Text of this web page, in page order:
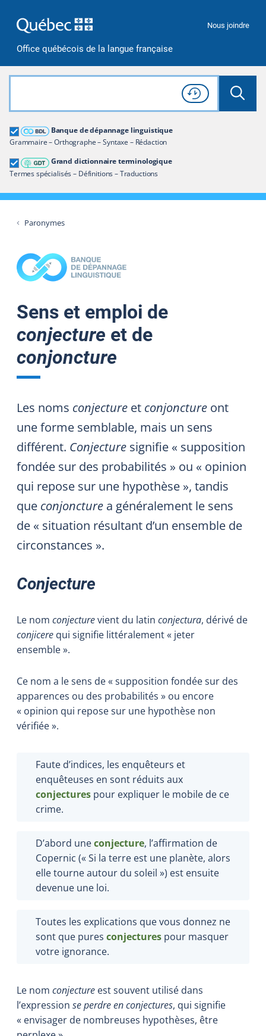
Office québécois de la langue française
Nous joindre
Rechercher dans tout le site
Lancer
Consulter l'
Historique
de recherche
Banque de dépannage linguistique
Grammaire – Orthographe – Syntaxe – Rédaction
Grand dictionnaire terminologique
Termes spécialisés – Définitions – Traductions
Grand dictionnaire terminologique
Restreindre aux termes
Paronymes
Sens et emploi de
conjecture et de
conjoncture
Les noms conjecture et conjoncture ont
une forme semblable, mais un sens
différent. Conjecture signifie « supposition
fondée sur des probabilités » ou « opinion
qui repose sur une hypothèse », tandis
que conjoncture a généralement le sens
de « situation résultant d’un ensemble de
circonstances ».
Conjecture
Le nom conjecturevient du latin conjectura, dérivé de
conjicere qui signifie littéralement « jeter
ensemble ».
Ce nom a le sens de « supposition fondée sur des
apparences ou des probabilités » ou encore
« opinion qui repose sur une hypothèse non
vérifiée ».
Faute d’indices, les enquêteurs et
enquêteuses en sont réduits aux
conjectures pour expliquer le mobile de ce
crime.
D’abord uneconjecture, l’affirmation de
Copernic (« Si la terre est une planète, alors
elle tourne autour du soleil ») est ensuite
devenue une loi.
Toutes les explications que vous donnez ne
sont que pures conjectures pour masquer
votre ignorance.
Le nom conjecture est souvent utilisé dans
l’expression se perdre en conjectures, qui signifie
« envisager de nombreuses hypothèses, être